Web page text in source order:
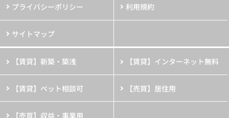
プライバシーポリシー 利用規約
サイトマップ
【賃貸】新築・築浅 【賃貸】インターネット無料
【賃貸】ペット相談可 【売買】居住用
【売買】収益・事業用